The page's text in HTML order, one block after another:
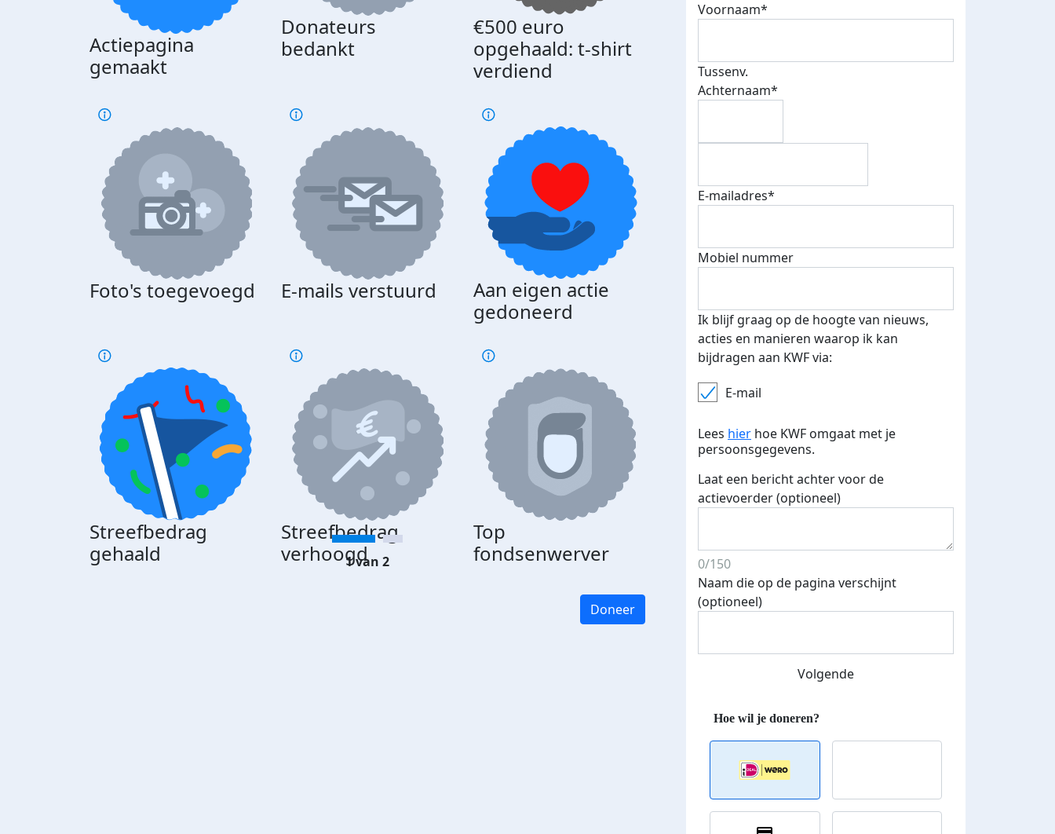
Actiepagina
gemaakt
Donateurs
bedankt
€500 euro
opgehaald: t-shirt
verdiend
Foto's toegevoegd E-mails verstuurd
Aan eigen actie
gedoneerd
Streefbedrag
gehaald
Streefbedrag
verhoogd
Top
fondsenwerver
media
Eerste 5 donaties
1 van 2
Doneer
Voornaam*
Tussenv.
Achternaam*
E-mailadres*
Mobiel nummer
Ik blijf graag op de hoogte van nieuws,
acties en manieren waarop ik kan
bijdragen aan KWF via:
E-mail
Lees hier hoe KWF omgaat met je
persoonsgegevens.
Laat een bericht achter voor de
actievoerder (optioneel)
0/150
Naam die op de pagina verschijnt
(optioneel)
Volgende